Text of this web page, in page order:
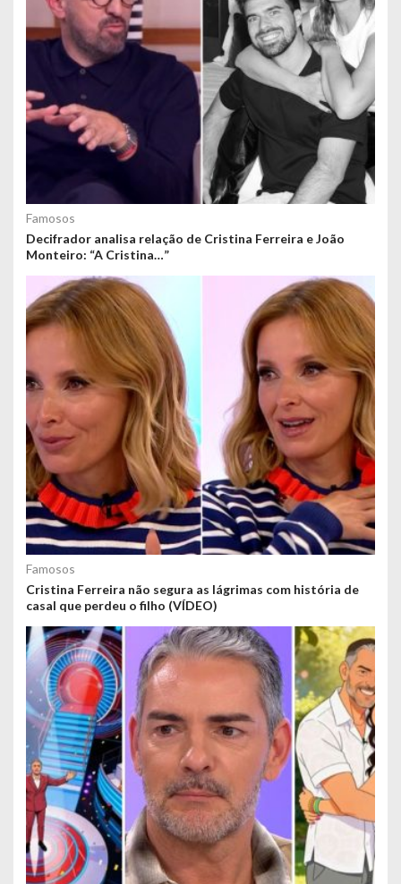
Famosos
Decifrador analisa relação de Cristina Ferreira e João
Monteiro: “A Cristina…”
Famosos
Cristina Ferreira não segura as lágrimas com história de
casal que perdeu o filho (VÍDEO)